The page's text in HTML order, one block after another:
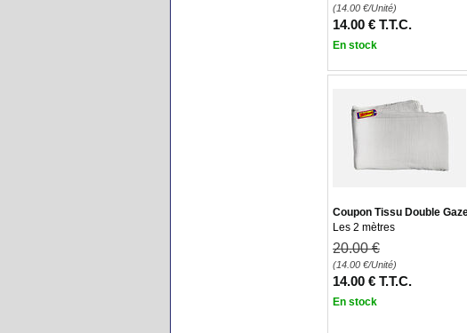
(14.00 €/Unité)
14.00 € T.T.C.
En stock
Coupon Tissu Double
Les 2 mètres
20.00 €
(14.00 €/Unité)
14.00 € T.T.C.
En stock